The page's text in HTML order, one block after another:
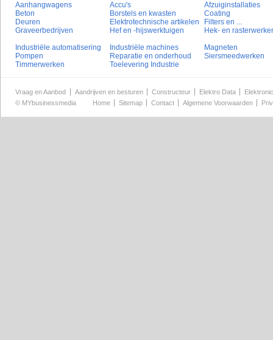
Aanhangwagens Accu's
Afzuiginstallaties
Beton
Borstels en kwasten
Coating
Deuren
Elektrotechnische artikelen
Filters en ...
Graveerbedrijven
Hef en -hijswerktuigen
Hek- en
Industriële automatisering
Industriële machines
Magneten
Pompen
Reparatie en onderhoud
Siersmeedwerken
Timmerwerken
Toelevering Industrie
Vraag en Aanbod Aandrijven en besturen Constructeur Elektro Data
© MYbusinessmedia Home Sitemap Contact Algemene Voorwaarden